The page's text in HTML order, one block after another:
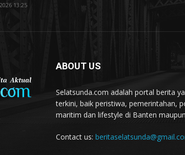
13:25
ABOUT US
Selatsunda.com adalah portal berita
terkini, baik peristiwa, pemerintahan,
maritim dan lifestyle di Banten
Contact us: